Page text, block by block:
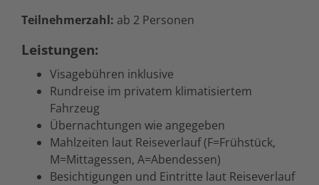
Teilnehmerzahl: ab 2 Personen
Leistungen:
Visagebühren inklusive
Rundreise im privatem klimatisiertem
Fahrzeug
Übernachtungen wie angegeben
Mahlzeiten laut Reiseverlauf (F=Frühstück,
M=Mittagessen, A=Abendessen)
Besichtigungen und Eintritte laut Reiseverlauf